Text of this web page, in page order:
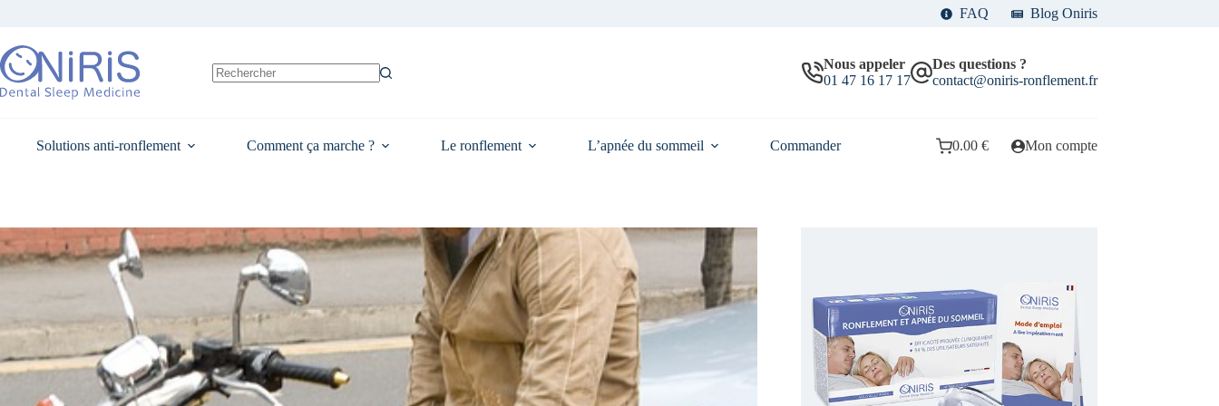
FAQ Blog Oniris
Nous appeler
01 47 16 17 17
Des questions ?
contact@oniris-ronflement.fr
Solutions anti-ronflement Comment ça marche ? Le ronflement L’apnée du sommeil Commander
Panier
0.00 € Mon compte